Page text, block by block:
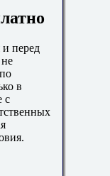
перед
в
с